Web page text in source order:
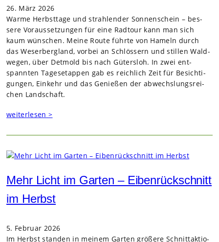
26. März 2026
Warme Herbst­tage und strah­len­der Son­nen­schein – bes­
sere Vor­aus­set­zun­gen für eine Rad­tour kann man sich
kaum wün­schen. Meine Route führte von Hameln durch
das Weser­berg­land, vor­bei an Schlös­sern und stil­len Wald­
we­gen, über Det­mold bis nach Güters­loh. In zwei ent­
spann­ten Tages­etap­pen gab es reich­lich Zeit für Besich­ti­
gun­gen, Ein­kehr und das Genie­ßen der abwechs­lungs­rei­
chen Land­schaft.
weiterlesen >
Mehr Licht im Garten – Eibenrückschnitt
im Herbst
5. Februar 2026
Im Herbst stan­den in mei­nem Gar­ten grö­ßere Schnitt­ak­tio­